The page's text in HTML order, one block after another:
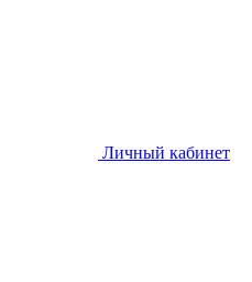
Личный кабинет